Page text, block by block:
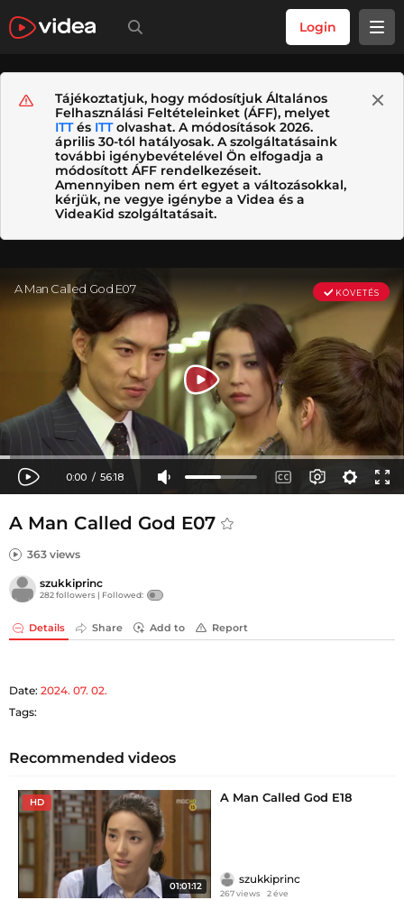
Login
Tájékoztatjuk, hogy módosítjuk Általános
Felhasználási Feltételeinket (ÁFF), melyet
ITTés ITTolvashat. A módosítások 2026.
április 30-tól hatályosak. A szolgáltatásaink
további igénybevételével Ön elfogadja a
módosított ÁFF rendelkezéseit.
Amennyiben nem ért egyet a változásokkal,
kérjük, ne vegye igénybe a Videa és a
VideaKid szolgáltatásait.
A Man Called God E07
363 views
szukkiprinc
282 followers | Followed:
Details Share Add to Report
Date: 2024. 07. 02.
Tags:
Recommended videos
HD
01:01:12
A Man Called God E18
szukkiprinc
267 views 2 éve